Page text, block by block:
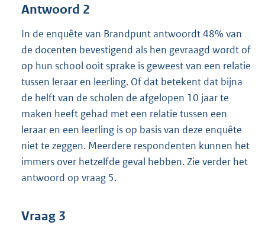
Antwoord 2
In de enquête van Brandpunt antwoordt 48% van
de docenten bevestigend als hen gevraagd wordt of
op hun school ooit sprake is geweest van een relatie
tussen leraar en leerling. Of dat betekent dat bijna
de helft van de scholen de afgelopen 10 jaar te
maken heeft gehad met een relatie tussen een
leraar en een leerling is op basis van deze enquête
niet te zeggen. Meerdere respondenten kunnen het
immers over hetzelfde geval hebben. Zie verder het
antwoord op vraag 5.
Vraag 3